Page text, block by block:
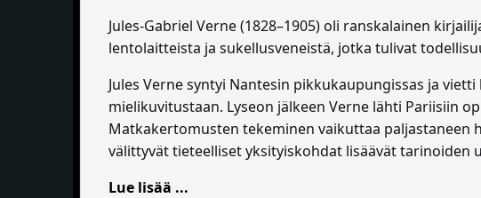
Jules-Gabriel Verne (1828–1905) oli ranskalainen
lentolaitteista ja sukellusveneistä, jotka tulivat
Jules Verne syntyi Nantesin pikkukaupungissas ja
mielikuvitustaan. Lyseon jälkeen Verne lähti Pariisiin
Matkakertomusten tekeminen vaikuttaa paljastaneen
välittyvät tieteelliset yksityiskohdat lisäävät tarinoiden
Lue lisää ...